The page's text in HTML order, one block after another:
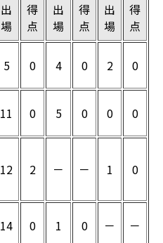
出
場
得
点
出
場
得
点
出
場
得
点
5 0 4 0 2 0
11 0 5 0 0 0
12 2 － － 1 0
14 0 1 0 － －